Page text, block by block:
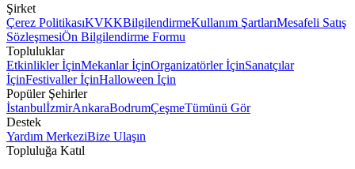
Şirket
Çerez PolitikasıKVKKBilgilendirmeKullanım ŞartlarıMesafeli Satış
SözleşmesiÖn Bilgilendirme Formu
Topluluklar
Etkinlikler İçinMekanlar İçinOrganizatörler İçinSanatçılar
İçinFestivaller İçinHalloween İçin
Popüler Şehirler
İstanbulİzmirAnkaraBodrumÇeşmeTümünü Gör
Destek
Yardım MerkeziBize Ulaşın
Topluluğa Katıl